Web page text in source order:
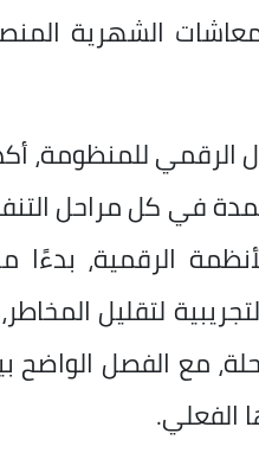
للمنظومة، أكد
في كل مراحل
الرقمية،
لتقليل
الفصل الواضح بين
الفعلي.